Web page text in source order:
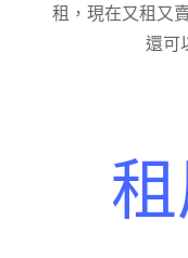
租，現在又租又
還可